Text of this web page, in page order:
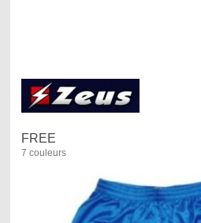
FREE
7 couleurs